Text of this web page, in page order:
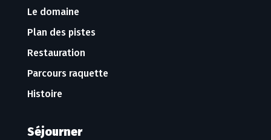
Le domaine
Plan des pistes
Restauration
Parcours raquette
Histoire
Séjourner